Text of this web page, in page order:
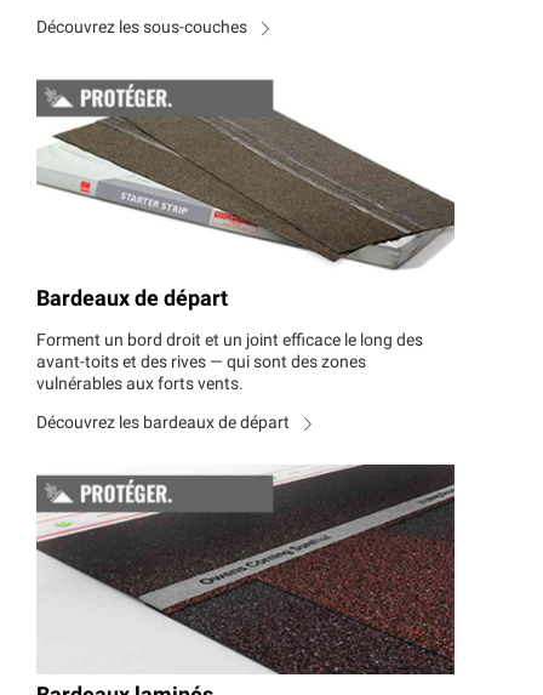
Découvrez les sous-couches
Bardeaux de départ
Forment un bord droit et un joint efficace le long des
avant-toits et des rives — qui sont des zones
vulnérables aux forts vents.
Découvrez les bardeaux de départ